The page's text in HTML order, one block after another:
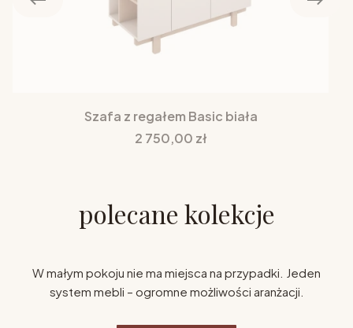
Szafa z regałem Basic biała
Cena
2 750,00 zł
polecane kolekcje
W małym pokoju nie ma miejsca na przypadki. Jeden
system mebli – ogromne możliwości aranżacji.